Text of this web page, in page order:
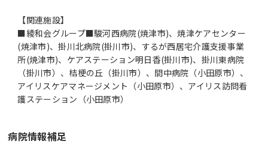
【関連施設】
■綾和会グループ■駿河西病院(焼津市)、焼津ケアセンター
(焼津市)、掛川北病院(掛川市)、するが西居宅介護支援事業
所(焼津市)、ケアステーション明日香(掛川市)、掛川東病院
（掛川市）、桔梗の丘（掛川市）、間中病院（小田原市）、
アイリスケアマネージメント（小田原市）、アイリス訪問看
護ステーション（小田原市）
病院情報補足